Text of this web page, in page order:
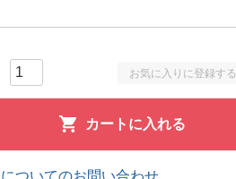
お気に入りに登録する
カートに入れる